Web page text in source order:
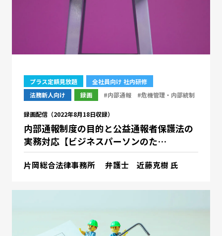
プラス定額見放題
全社員向け 社内研修
法務新人向け
録画 #内部通報 #危機管理・内部統制
録画配信（2022年8月18日収録）
内部通報制度の目的と公益通報者保護法の
実務対応【ビジネスパーソンのた…
片岡総合法律事務所 弁護士 近藤克樹 氏